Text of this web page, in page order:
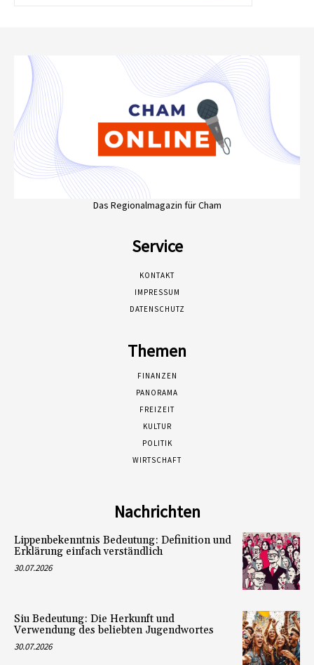
Das Regionalmagazin für Cham
Service
KONTAKT
IMPRESSUM
DATENSCHUTZ
Themen
FINANZEN
PANORAMA
FREIZEIT
KULTUR
POLITIK
WIRTSCHAFT
Nachrichten
Lippenbekenntnis Bedeutung: Definition und
Erklärung einfach verständlich
30.07.2026
Siu Bedeutung: Die Herkunft und
Verwendung des beliebten Jugendwortes
30.07.2026